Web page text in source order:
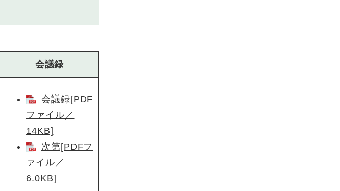
会議録
会議録[PDF
ファイル／
14KB]
次第[PDFフ
ァイル／
6.0KB]